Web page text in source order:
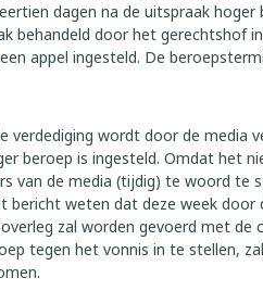
dagen na de uitspraak
behandeld door het gerechtshof
appel ingesteld. De
verdediging wordt door de media
beroep is ingesteld. Omdat het
van de media (tijdig) te woord te
bericht weten dat deze week door
zal worden gevoerd met de
tegen het vonnis in te stellen,